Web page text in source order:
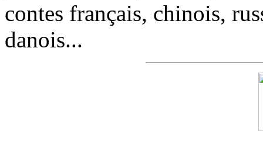
contes français, chinois,
danois...